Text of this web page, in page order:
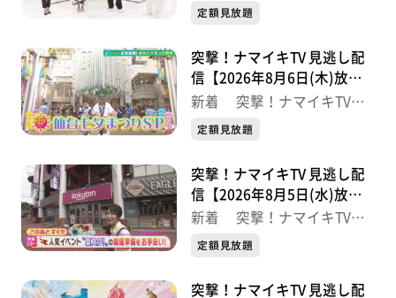
「カキ入り肉豆腐」
※紹介した催事等は終了している場合があります。
※紹介した商品等は取り扱いが終了している場合があり
ます。
最新
定額見放題
突撃！ナマイキTV 見逃し配
信【2026年8月6日(木)放送
分】
新着 突撃！ナマイキTV
最新
定額見放題
突撃！ナマイキTV 見逃し配
信【2026年8月5日(水)放送
分】
新着 突撃！ナマイキTV
最新
定額見放題
突撃！ナマイキTV 見逃し配